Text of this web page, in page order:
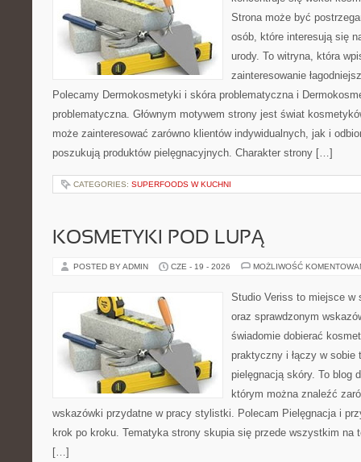
Strona może być
osób, które interesują się
urody. To witryna, która
zainteresowanie
Polecamy Dermokosmetyki i skóra problematyczna i
problematyczna. Głównym motywem strony jest świat
może zainteresować zarówno klientów indywidualnych, jak i
poszukują produktów pielęgnacyjnych. Charakter strony […]
CATEGORIES: SUPERFOODS W KUCHNI
KOSMETYKI POD LUPĄ
POSTED BY ADMIN CZE - 19 - 2026 MOŻLIWOŚĆ
Studio Veriss to miejsce w
oraz sprawdzonym
świadomie dobierać
praktyczny i łączy w sobie
pielęgnacją skóry. To blog
którym można znaleźć
wskazówki przydatne w pracy stylistki. Polecam Pielęgnacja i
krok po kroku. Tematyka strony skupia się przede wszystkim na
[…]